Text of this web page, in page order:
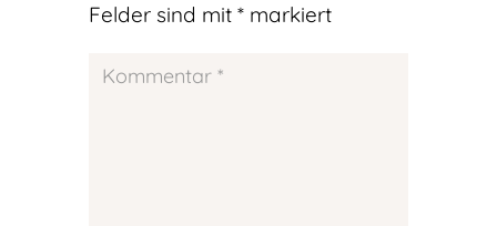
Felder sind mit *markiert